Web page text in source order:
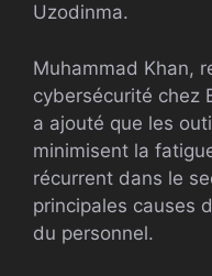
Uzodinma.
Muhammad Khan,
cybersécurité chez
a ajouté que les
minimisent la
récurrent dans le
principales causes
du personnel.